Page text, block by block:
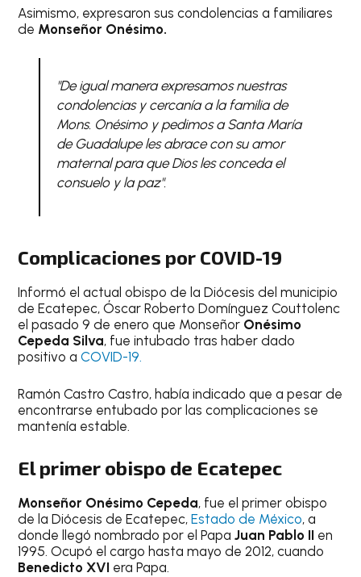
Asimismo, expresaron sus condolencias a familiares
de Monseñor Onésimo.
"De igual manera expresamos nuestras
condolencias y cercanía a la familia de
Mons. Onésimo y pedimos a Santa María
de Guadalupe les abrace con su amor
maternal para que Dios les conceda el
consuelo y la paz".
Complicaciones por COVID-19
Informó el actual obispo de la Diócesis del municipio
de Ecatepec, Óscar Roberto Domínguez Couttolenc
el pasado 9 de enero que Monseñor Onésimo
Cepeda Silva, fue intubado tras haber dado
positivo aCOVID-19.
Ramón Castro Castro, había indicado que a pesar de
encontrarse entubado por las complicaciones se
mantenía estable.
El primer obispo de Ecatepec
Monseñor Onésimo Cepeda, fue el primer obispo
de la Diócesis de Ecatepec, Estado de México, a
donde llegó nombrado por el PapaJuan Pablo II en
1995. Ocupó el cargo hasta mayo de 2012, cuando
Benedicto XVI era Papa.